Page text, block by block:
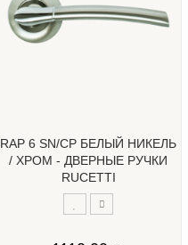
RAP 6 SN/CP БЕЛЫЙ НИКЕЛЬ
/ ХРОМ - ДВЕРНЫЕ РУЧКИ
RUCETTI